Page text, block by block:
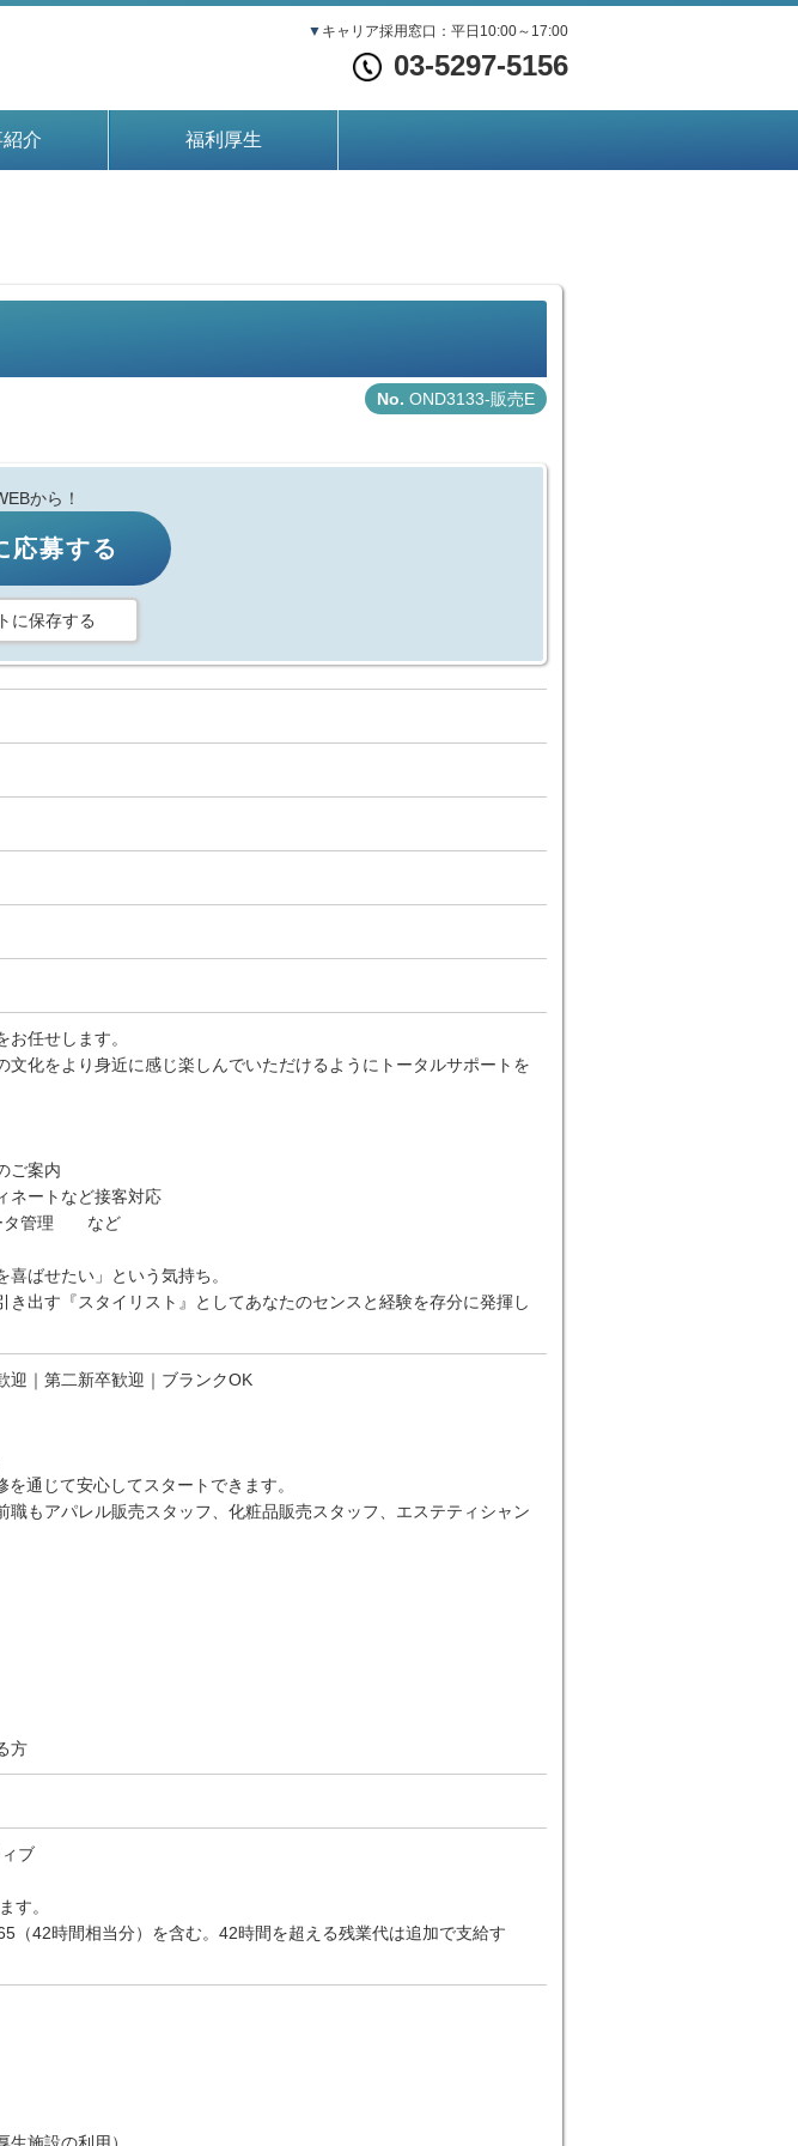
▼ キャリア採用窓口：平日10:00～17:00
03-5297-5156
介 福利厚生
OND3133-販売E
から！
応募する
に保存する
任せします。
文化をより身近に感じ楽しんでいただけるようにトータルサポートを
ご案内
ネートなど接客対応
ータ管理 など
ばせたい」という気持ち。
き出す『スタイリスト』としてあなたのセンスと経験を存分に発揮し
迎｜第二新卒歓迎｜ブランクOK
通じて安心してスタートできます。
もアパレル販売スタッフ、化粧品販売スタッフ、エステティシャン
方
ブ
す。
（42時間相当分）を含む。42時間を超える残業代は追加で支給す